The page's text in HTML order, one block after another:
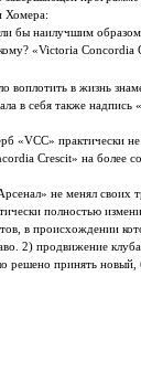
Хомера:
бы наилучшим
«Victoria
воплотить в жизнь
в себя также
«VCС» практически
Crescit» на более
не менял
полностью
в происхождении
2) продвижение
решено принять